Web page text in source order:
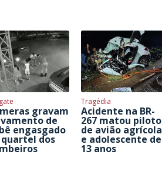
gravam
de
engasgado
quartel dos
Tragédia
Acidente na BR-
267 matou piloto
de avião agrícola
e adolescente de
13 anos